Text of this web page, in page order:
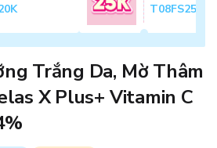
T08FS25K
Trắng Da, Mờ Thâm
X Plus+ Vitamin C